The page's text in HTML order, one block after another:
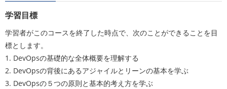
学習目標
学習者がこのコースを終了した時点で、次のことができることを目
標とします。
1. DevOpsの基礎的な全体概要を理解する
2. DevOpsの背後にあるアジャイルとリーンの基本を学ぶ
3. DevOpsの５つの原則と基本的考え方を学ぶ